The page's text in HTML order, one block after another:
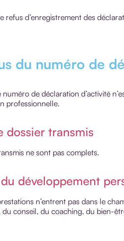
d’enregistrement des
du numéro de
de déclaration d’activité
professionnelle.
dossier transmis
ne sont pas complets.
développement
n’entrent pas dans le
conseil, du coaching, du bien-